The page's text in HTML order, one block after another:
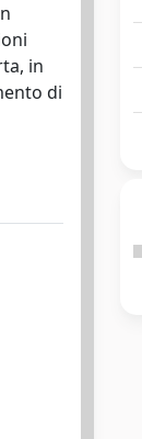
in
di